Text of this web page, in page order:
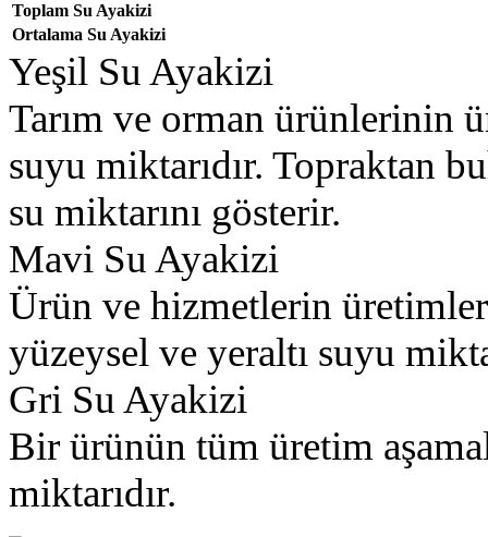
Toplam Su Ayakizi
Ortalama Su Ayakizi
Yeşil Su Ayakizi
Tarım ve orman ürünlerinin
suyu miktarıdır. Topraktan
su miktarını gösterir.
Mavi Su Ayakizi
Ürün ve hizmetlerin
yüzeysel ve yeraltı suyu
Gri Su Ayakizi
Bir ürünün tüm üretim
miktarıdır.